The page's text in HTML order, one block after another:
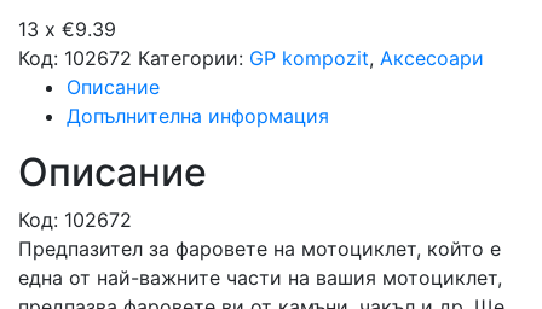
13 x €9.39
Код: 102672 Категории: GP kompozit, Аксесоари
Описание
Допълнителна информация
Описание
Код: 102672
Предпазител за фаровете на мотоциклет, който е
една от най-важните части на вашия мотоциклет,